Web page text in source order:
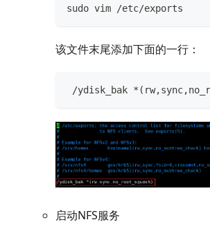
sudo vim /etc/exports
该文件末尾添加下面的一行：
/ydisk_bak
启动NFS服务